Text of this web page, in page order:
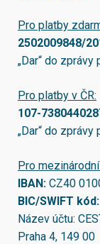
Pro platby
2502009848/
„Dar“ do zprávy
Pro platby v ČR:
107-
„Dar“ do zprávy
Pro
IBAN: CZ40
BIC/SWIFT kód:
Název účtu:
Praha 4, 149 00